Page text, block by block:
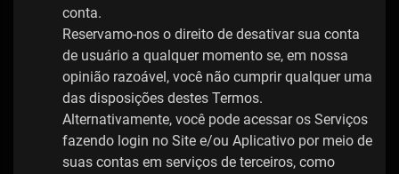
conta.
Reservamo-nos o direito de desativar sua conta
de usuário a qualquer momento se, em nossa
opinião razoável, você não cumprir qualquer uma
das disposições destes Termos.
Alternativamente, você pode acessar os Serviços
fazendo login no Site e/ou Aplicativo por meio de
suas contas em serviços de terceiros, como